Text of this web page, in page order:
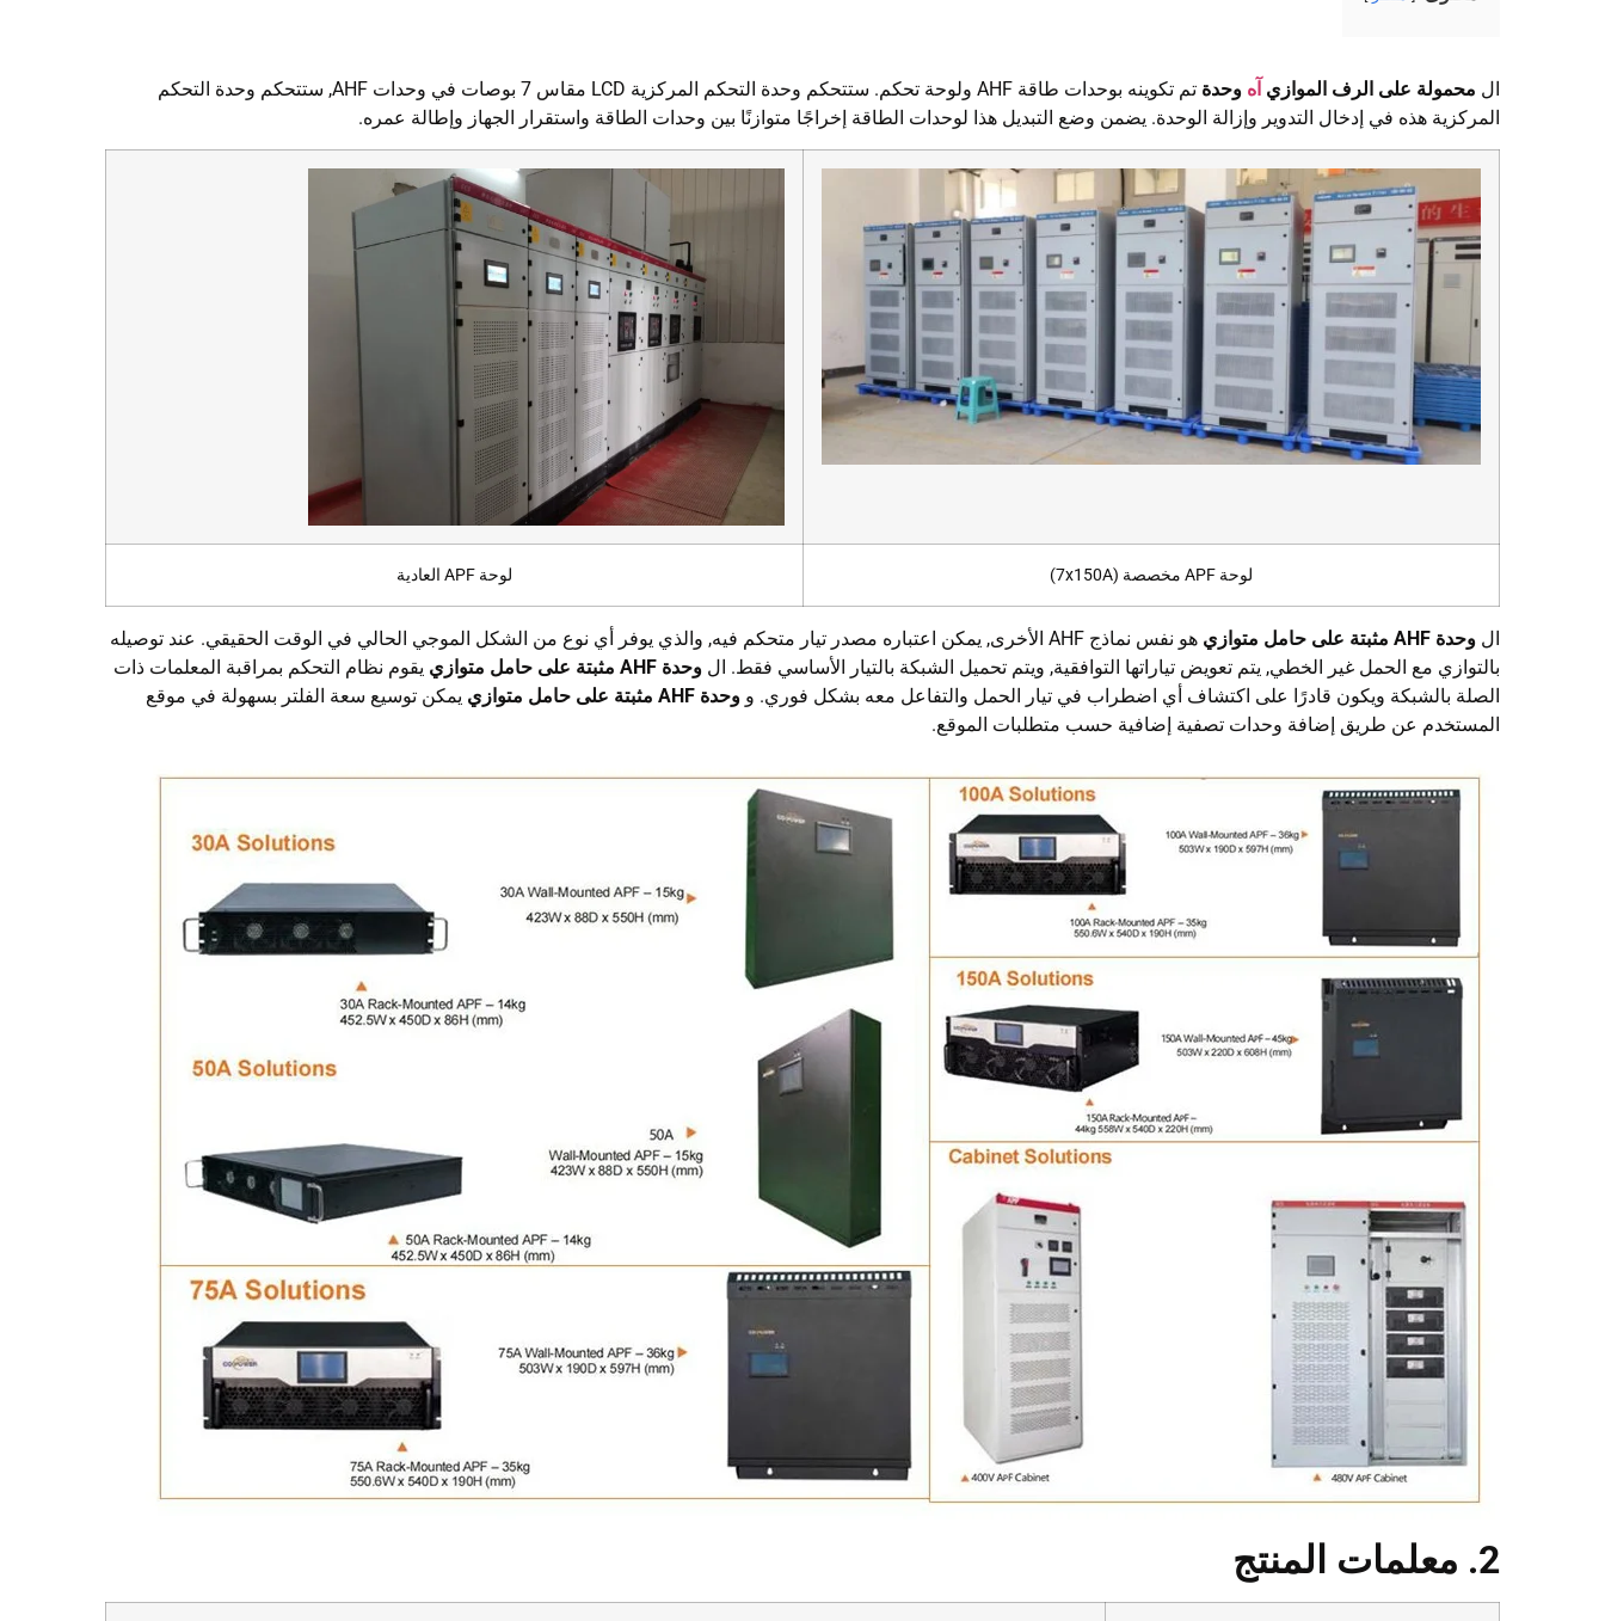
ال محمولة على الرف الموازي آه وحدة
تم تكوينه بوحدات طاقة AHF ولوحة تحكم. ستتحكم وحدة التحكم المركزية LCD مقاس 7 بوصات في وحدات AHF, ستتحكم وحدة التحكم
المركزية هذه في إدخال التدوير وإزالة الوحدة. يضمن وضع التبديل هذا لوحدات الطاقة إخراجًا متوازنًا بين وحدات الطاقة واستقرار الجهاز وإطالة عمره.
لوحة APF مخصصة (7x150A) لوحة APF العادية
ال وحدة AHF مثبتة على حامل متوازي
هو نفس نماذج AHF الأخرى, يمكن اعتباره مصدر تيار متحكم فيه, والذي يوفر أي نوع من الشكل الموجي الحالي في الوقت الحقيقي. عند توصيله
بالتوازي مع الحمل غير الخطي, يتم تعويض تياراتها التوافقية, ويتم تحميل الشبكة بالتيار الأساسي فقط. ال وحدة AHF مثبتة على حامل متوازي
يقوم نظام التحكم بمراقبة المعلمات ذات
الصلة بالشبكة ويكون قادرًا على اكتشاف أي اضطراب في تيار الحمل والتفاعل معه بشكل فوري. و وحدة AHF مثبتة على حامل متوازي
يمكن توسيع سعة الفلتر بسهولة في موقع
المستخدم عن طريق إضافة وحدات تصفية إضافية حسب متطلبات الموقع.
2. معلمات المنتج